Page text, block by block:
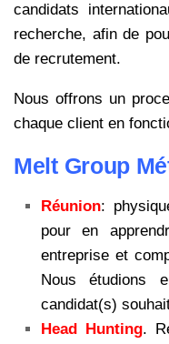
candidats
recherche, afin de
de recrutement.
Nous offrons un
chaque client en
Melt Group
Réunion:
pour en
entreprise et
Nous étudions
candidat(s)
Head Hunting.